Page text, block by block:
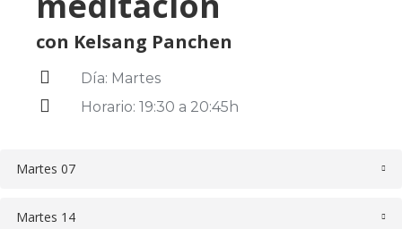
con Kelsang Panchen
Día: Martes
Horario: 19:30 a 20:45h
Martes 07
Martes 14